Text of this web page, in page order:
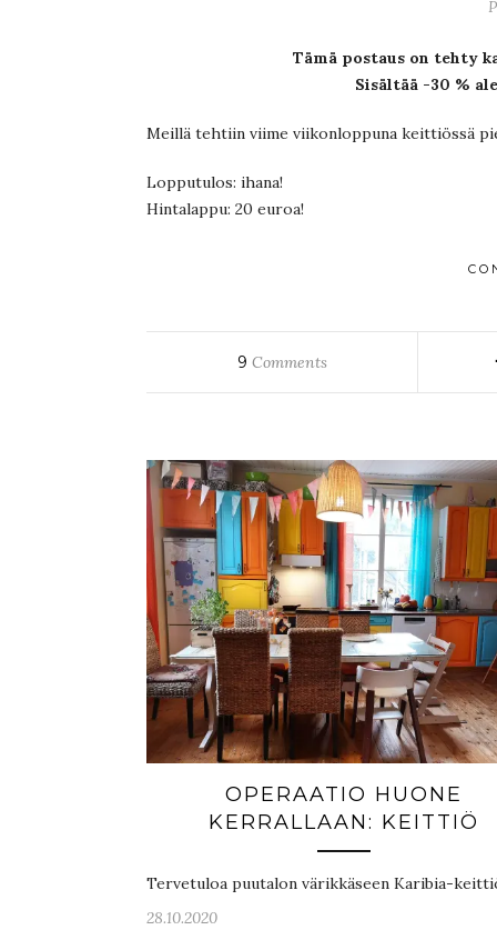
Tämä postaus on tehty
Sisältää -30 %
Meillä tehtiin viime viikonloppuna keittiössä
Lopputulos: ihana!
Hintalappu: 20 euroa!
9 Comments
OPERAATIO HUONE
KERRALLAAN: KEITTIÖ
Tervetuloa puutalon värikkäseen Karibia-
28.10.2020